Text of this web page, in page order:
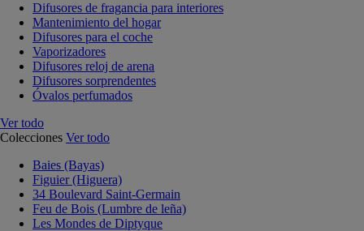
Difusores de fragancia para interiores
Mantenimiento del hogar
Difusores para el coche
Vaporizadores
Difusores reloj de arena
Difusores sorprendentes
Óvalos perfumados
Ver todo
Colecciones Ver todo
Baies (Bayas)
Figuier (Higuera)
34 Boulevard Saint-Germain
Feu de Bois (Lumbre de leña)
Les Mondes de Diptyque